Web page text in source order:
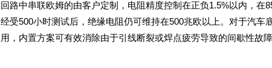
用，内置方案可有效消除由于引线断裂或焊点疲劳导致的间歇性故